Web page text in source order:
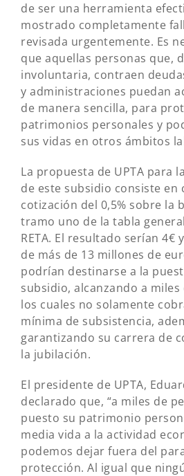
de ser una herramienta
mostrado completamente
revisada urgentemente. Es
que aquellas personas que,
involuntaria, contraen
y administraciones puedan
de manera sencilla, para
patrimonios personales y
sus vidas en otros ámbitos
La propuesta de UPTA para
de este subsidio consiste en
cotización del 0,5% sobre la
tramo uno de la tabla
RETA. El resultado serían 4€
de más de 13 millones de
podrían destinarse a la
subsidio, alcanzando a
los cuales no solamente
mínima de subsistencia,
garantizando su carrera de
la jubilación.
El presidente de UPTA,
declarado que, “a miles de
puesto su patrimonio
media vida a la actividad
podemos dejar fuera del
protección. Al igual que